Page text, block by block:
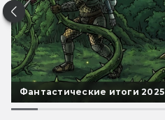
Фантастические итоги 2025